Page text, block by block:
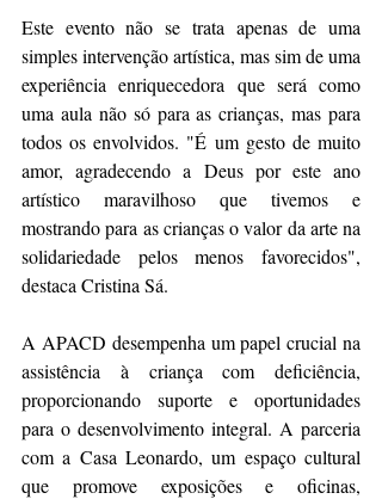
Este evento não se trata apenas de uma
simples intervenção artística, mas sim de uma
experiência enriquecedora que será como
uma aula não só para as crianças, mas para
todos os envolvidos. "É um gesto de muito
amor, agradecendo a Deus por este ano
artístico maravilhoso que tivemos e
mostrando para as crianças o valor da arte na
solidariedade pelos menos favorecidos",
destaca Cristina Sá.
A APACD desempenha um papel crucial na
assistência à criança com deficiência,
proporcionando suporte e oportunidades
para o desenvolvimento integral. A parceria
com a Casa Leonardo, um espaço cultural
que promove exposições e oficinas,